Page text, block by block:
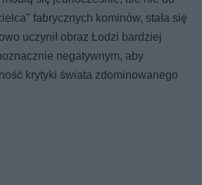
fabrycznych kominów, stała się
uczynił obraz Łodzi bardziej
negatywnym, aby
krytyki świata zdominowanego